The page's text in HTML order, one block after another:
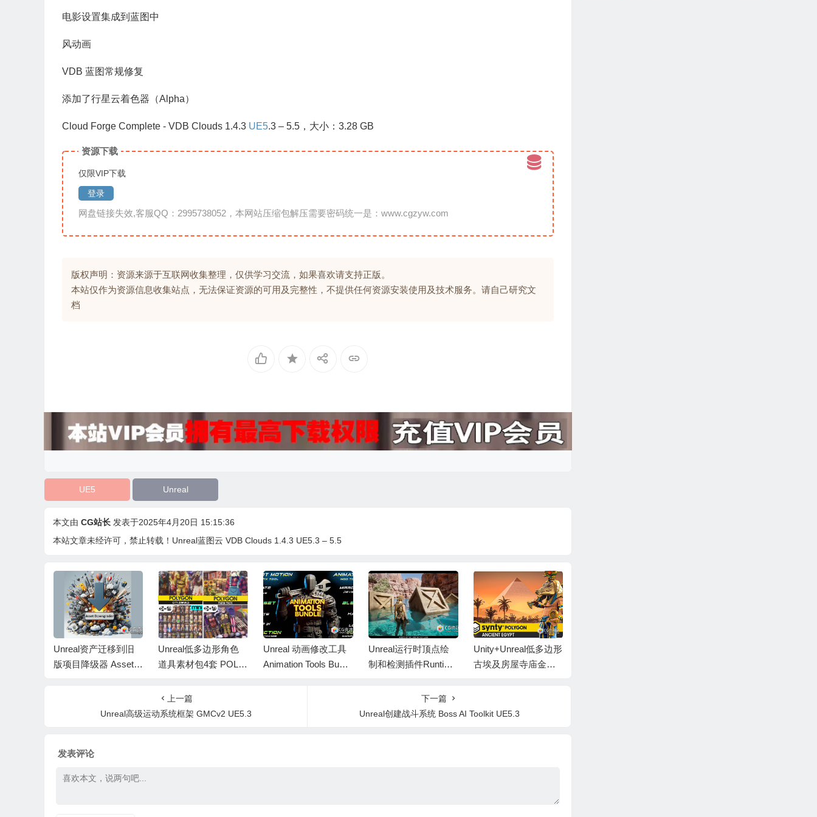
电影设置集成到蓝图中
风动画
VDB 蓝图常规修复
添加了行星云着色器（Alpha）
Cloud Forge Complete - VDB Clouds 1.4.3 UE5.3 – 5.5，大小：3.28 GB
资源下载
仅限VIP下载
登录
网盘链接失效,客服QQ：2995738052，本网站压缩包解压需要密码统一是：www.cgzyw.com
版权声明：资源来源于互联网收集整理，仅供学习交流，如果喜欢请支持正版。
本站仅作为资源信息收集站点，无法保证资源的可用及完整性，不提供任何资源安装使用及技术服务。请自己研究文
档
UE5 Unreal
本文由 CG站长 发表于2025年4月20日 15:15:36
本站文章未经许可，禁止转载！ Unreal蓝图云 VDB Clouds 1.4.3 UE5.3 – 5.5
Unreal资产迁移到旧
版项目降级器 Asset D
Unreal低多边形角色
道具素材包4套 POLY
Unreal 动画修改工具
Animation Tools Bundl
Unreal运行时顶点绘
制和检测插件Runtime
on Plugin UE5.4-5.8
Unity+Unreal低多边形
古埃及房屋寺庙金字
上一篇
Unreal高级运动系统框架 GMCv2 UE5.3
下一篇
Unreal创建战斗系统 Boss AI Toolkit UE5.3
发表评论